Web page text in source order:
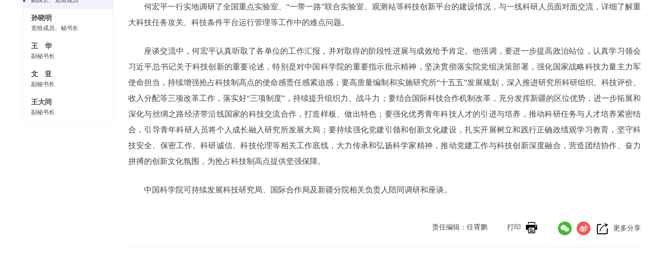
孙晓明
党组成员、秘书长
王 华
副秘书长
文 亚
副秘书长
王大同
副秘书长
何宏平一行实地调研了全国重点实验室、“一带一路”联合实验室、观测站等科技创新平台的建设情况，与一线科研人员面对面交流，详细了解重
大科技任务攻关、科技条件平台运行管理等工作中的难点问题。
座谈交流中，何宏平认真听取了各单位的工作汇报，并对取得的阶段性进展与成效给予肯定。他强调，要进一步提高政治站位，认真学习领会
习近平总书记关于科技创新的重要论述，特别是对中国科学院的重要指示批示精神，坚决贯彻落实院党组决策部署，强化国家战略科技力量主力军
使命担当，持续增强抢占科技制高点的使命感责任感紧迫感；要高质量编制和实施研究所“十五五”发展规划，深入推进研究所科研组织、科技评价、
收入分配等三项改革工作，落实好“三项制度”，持续提升组织力、战斗力；要结合国际科技合作机制改革，充分发挥新疆的区位优势，进一步拓展和
深化与丝绸之路经济带沿线国家的科技交流合作，打造样板、做出特色；要强化优秀青年科技人才的引进与培养，推动科研任务与人才培养紧密结
合，引导青年科研人员将个人成长融入研究所发展大局；要持续强化党建引领和创新文化建设，扎实开展树立和践行正确政绩观学习教育，坚守科
技安全、保密工作、科研诚信、科技伦理等相关工作底线，大力传承和弘扬科学家精神，推动党建工作与科技创新深度融合，营造团结协作、奋力
拼搏的创新文化氛围，为抢占科技制高点提供坚强保障。
中国科学院可持续发展科技研究局、国际合作局及新疆分院相关负责人陪同调研和座谈。
更多分享
打印
责任编辑：任霄鹏